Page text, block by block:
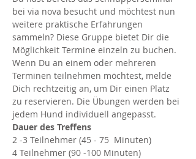
bei via nova besucht und möchtest nun
weitere praktische Erfahrungen
sammeln? Diese Gruppe bietet Dir die
Möglichkeit Termine einzeln zu buchen.
Wenn Du an einem oder mehreren
Terminen teilnehmen möchtest, melde
Dich rechtzeitig an, um Dir einen Platz
zu reservieren. Die Übungen werden bei
jedem Hund individuell angepasst.
Dauer des Treffens
2 -3 Teilnehmer (45 - 75  Minuten)
4 Teilnehmer (90 -100 Minuten)​